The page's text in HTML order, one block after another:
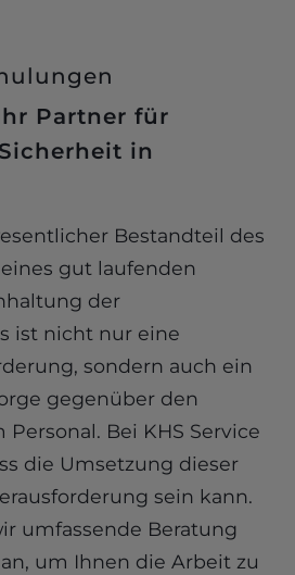
Partner für
in
Bestandteil des
gut laufenden
der
ist nicht nur eine
sondern auch ein
gegenüber den
Bei KHS Service
die Umsetzung dieser
sein kann.
umfassende Beratung
um Ihnen die Arbeit zu